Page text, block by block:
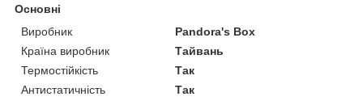
Основні
Виробник
Pandora's Box
Країна виробник
Тайвань
Термостійкість
Так
Антистатичність
Так